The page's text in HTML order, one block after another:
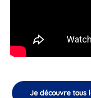
Je découvre tous